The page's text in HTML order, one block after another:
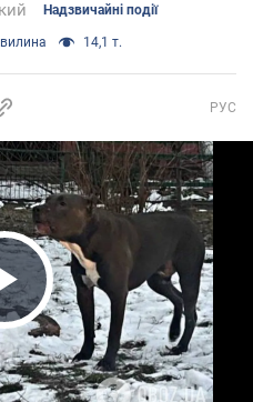
Надзвичайні події
14,1 т.
РУС
Video